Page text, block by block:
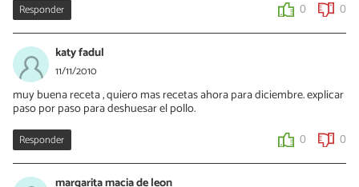
Responder 0 0
katy fadul
11/11/2010
muy buena receta , quiero mas recetas ahora para diciembre. explicar
paso por paso para deshuesar el pollo.
Responder 0 0